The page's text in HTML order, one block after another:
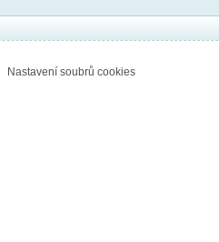
Nastavení soubrů cookies